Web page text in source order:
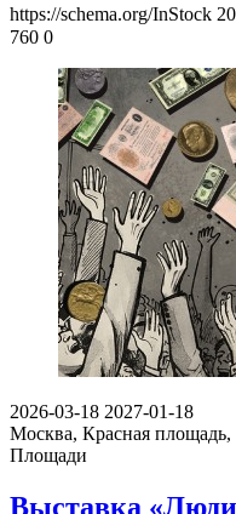
https://schema.org/InStock
760 0
2026-03-18 2027-01-18
Москва, Красная площадь,
Площади
Выставка